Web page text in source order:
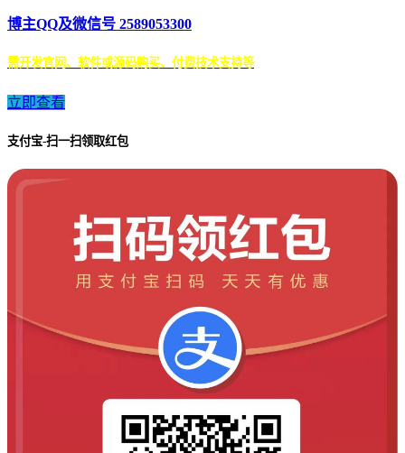
博主QQ及微信号 2589053300
需开发官网、软件或源码购买、付费技术支持等
立即查看
支付宝-扫一扫领取红包